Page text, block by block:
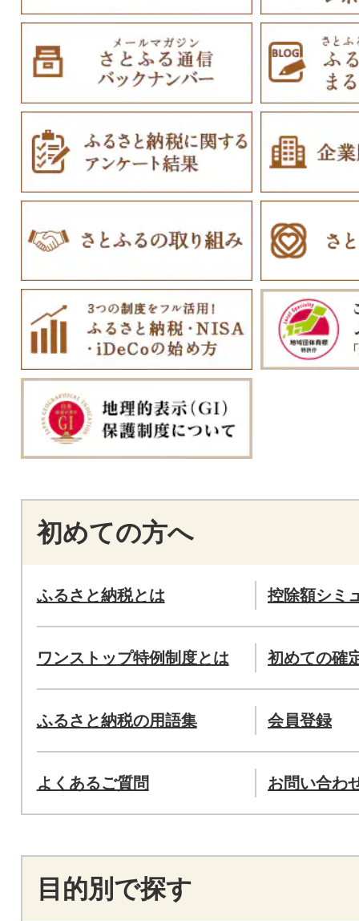
初めての方へ
ふるさと納税とは 控除額シミ
ワンストップ特例制度とは 初めての確
ふるさと納税の用語集 会員登録
よくあるご質問 お問い合わ
目的別で探す